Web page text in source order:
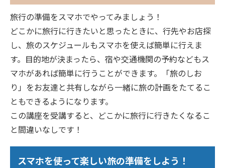
旅行の準備をスマホでやってみましょう！
どこかに旅行に行きたいと思ったときに、行先やお店探
し、旅のスケジュールもスマホを使えば簡単に行えま
す。目的地が決まったら、宿や交通機関の予約などもス
マホがあれば簡単に行うことができます。「旅のしお
り」をお友達と共有しながら一緒に旅の計画をたてるこ
ともできるようになります。
この講座を受講すると、どこかに旅行に行きたくなるこ
と間違いなしです！
スマホを使って楽しい旅の準備をしよう！